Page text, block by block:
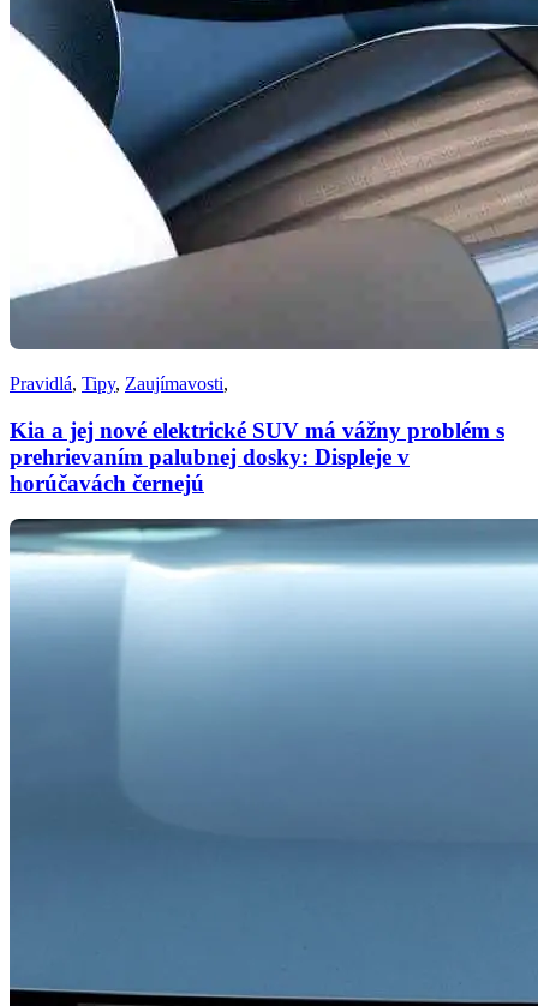
Pravidlá, Tipy, Zaujímavosti,
Kia a jej nové elektrické SUV má vážny problém s
prehrievaním palubnej dosky: Displeje v
horúčavách černejú